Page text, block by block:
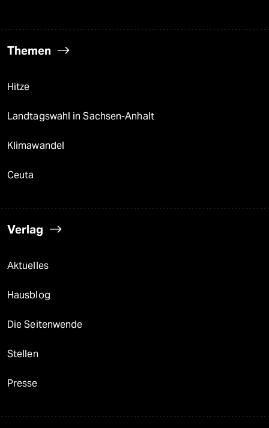
Themen
Hitze
Landtagswahl in Sachsen-Anhalt
Klimawandel
Ceuta
Verlag
Aktuelles
Hausblog
Die Seitenwende
Stellen
Presse